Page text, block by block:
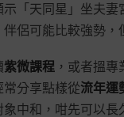
示「天同星」坐夫
侶可能比較強勢，
紫微課程 ，或者搵專
常分享點樣從流年運
中和，咁先可以長